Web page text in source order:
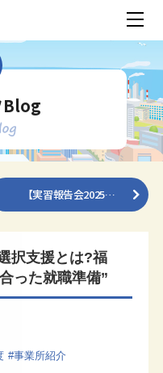
Blog
【実習報告会2025…
択支援とは?福
った就職準備”
#事業所紹介